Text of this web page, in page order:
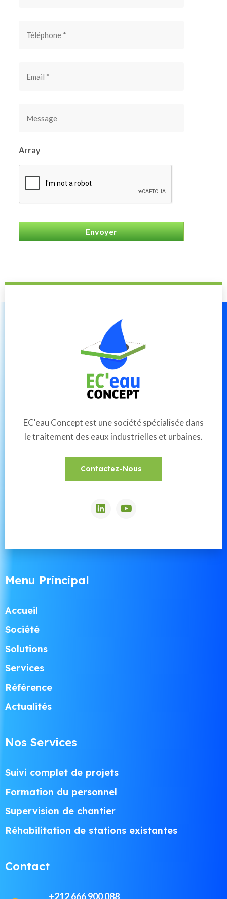
Array
EC'eau Concept est une société spécialisée dans
le traitement des eaux industrielles et urbaines.
Contactez-Nous
Menu Principal
Accueil
Société
Solutions
Services
Référence
Actualités
Nos Services
Suivi complet de projets
Formation du personnel
Supervision de chantier
Réhabilitation de stations existantes
Contact
+212 666 900 088